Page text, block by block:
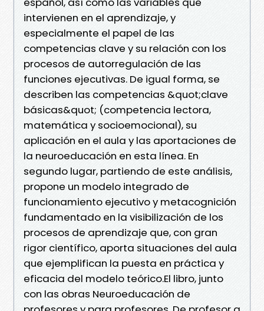
intervienen en el aprendizaje, y
especialmente el papel de las
competencias clave y su relación con los
procesos de autorregulación de las
funciones ejecutivas. De igual forma, se
describen las competencias &quot;clave
básicas&quot; (competencia lectora,
matemática y socioemocional), su
aplicación en el aula y las aportaciones de
la neuroeducación en esta línea. En
segundo lugar, partiendo de este análisis,
propone un modelo integrado de
funcionamiento ejecutivo y metacognición
fundamentado en la visibilización de los
procesos de aprendizaje que, con gran
rigor científico, aporta situaciones del aula
que ejemplifican la puesta en práctica y
eficacia del modelo teórico.El libro, junto
con las obras Neuroeducación de